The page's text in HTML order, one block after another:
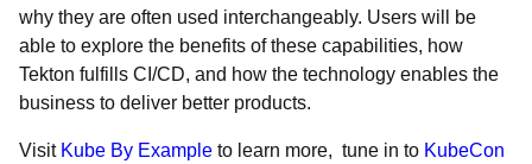
why they are often used interchangeably. Users will be
able to explore the benefits of these capabilities, how
Tekton fulfills CI/CD, and how the technology enables the
business to deliver better products.
Visit Kube By Example to learn more, tune in to KubeCon